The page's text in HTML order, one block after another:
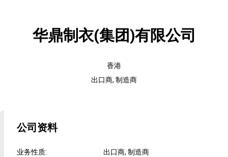
华鼎制衣(集团)有限公司
香港
出口商, 制造商
公司资料
业务性质:
出口商, 制造商